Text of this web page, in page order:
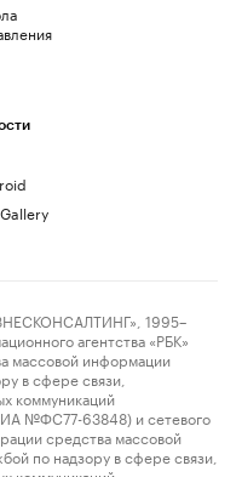
1995–
агентства «РБК»
массовой информации
в сфере связи,
коммуникаций
№ФС77-63848) и сетевого
средства массовой
по надзору в сфере связи,